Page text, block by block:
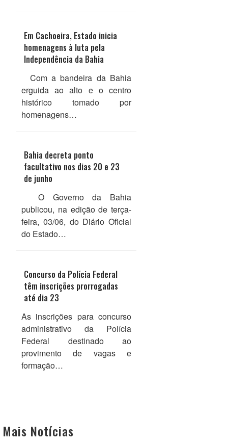
Em Cachoeira, Estado inicia
homenagens à luta pela
Independência da Bahia
Com a bandeira da Bahia
erguida ao alto e o centro
histórico tomado por
homenagens…
Bahia decreta ponto
facultativo nos dias 20 e 23
de junho
O Governo da Bahia
publicou, na edição de terça-
feira, 03/06, do Diário Oficial
do Estado…
Concurso da Polícia Federal
têm inscrições prorrogadas
até dia 23
As inscrições para concurso
administrativo da Polícia
Federal destinado ao
provimento de vagas e
formação…
Mais Notícias